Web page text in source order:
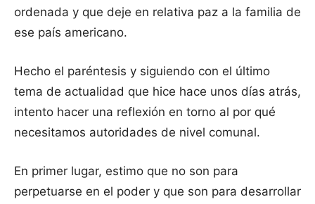
ordenada y que deje en relativa paz a la familia de
ese país americano.
Hecho el paréntesis y siguiendo con el último
tema de actualidad que hice hace unos días atrás,
intento hacer una reflexión en torno al por qué
necesitamos autoridades de nivel comunal.
En primer lugar, estimo que no son para
perpetuarse en el poder y que son para desarrollar